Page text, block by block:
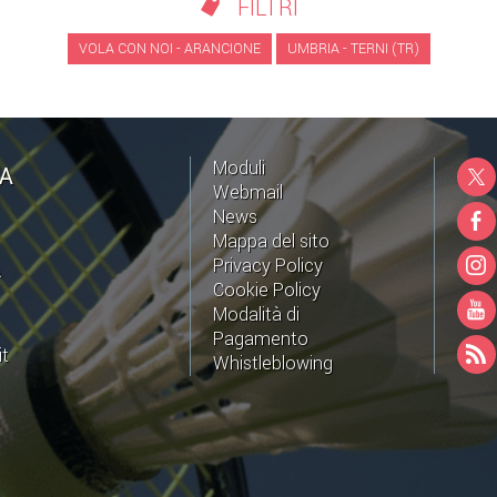
FILTRI
VOLA CON NOI - ARANCIONE UMBRIA - TERNI (TR)
Moduli
Webmail
News
Mappa del sito
Privacy Policy
Cookie Policy
Modalità di
Pagamento
Whistleblowing